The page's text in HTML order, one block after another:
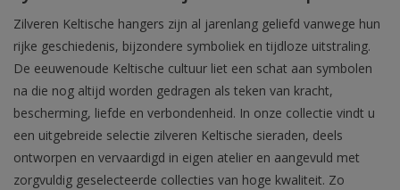
Zilveren Keltische hangers zijn al jarenlang geliefd vanwege hun
rijke geschiedenis, bijzondere symboliek en tijdloze uitstraling.
De eeuwenoude Keltische cultuur liet een schat aan symbolen
na die nog altijd worden gedragen als teken van kracht,
bescherming, liefde en verbondenheid. In onze collectie vindt u
een uitgebreide selectie zilveren Keltische sieraden, deels
ontworpen en vervaardigd in eigen atelier en aangevuld met
zorgvuldig geselecteerde collecties van hoge kwaliteit. Zo